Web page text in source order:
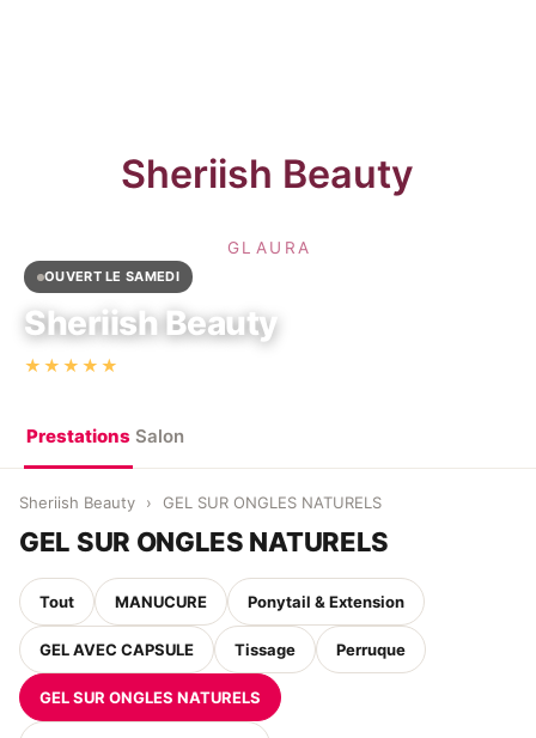
OUVERT LE SAMEDI
Sheriish Beauty
★★★★★
Prestations Salon
Sheriish Beauty › GEL SUR ONGLES NATURELS
GEL SUR ONGLES NATURELS
Tout MANUCURE Ponytail & Extension
GEL AVEC CAPSULE Tissage Perruque
GEL SUR ONGLES NATURELS